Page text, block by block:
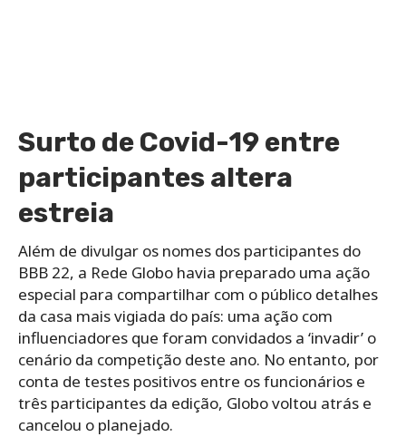
Surto de Covid-19 entre
participantes altera
estreia
Além de divulgar os nomes dos participantes do
BBB 22, a Rede Globo havia preparado uma ação
especial para compartilhar com o público detalhes
da casa mais vigiada do país: uma ação com
influenciadores que foram convidados a ‘invadir’ o
cenário da competição deste ano. No entanto, por
conta de testes positivos entre os funcionários e
três participantes da edição, Globo voltou atrás e
cancelou o planejado.